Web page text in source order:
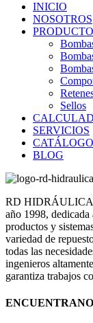
INICIO
NOSOTROS
Sellos
SERVICIOS
BLOG
RD HIDRÁULICA
año 1998,
productos y
variedad de
todas las
ingenieros
garantiza trabajos